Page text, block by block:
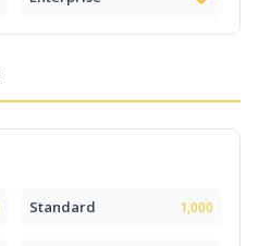
Standard 1,000